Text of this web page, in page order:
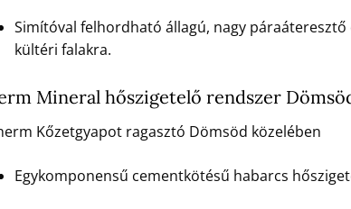
Simítóval felhordható állagú, nagy
kültéri falakra.
Mineral hőszigetelő rendszer
Kőzetgyapot ragasztó Dömsöd közelében
Egykomponensű cementkötésű habarcs